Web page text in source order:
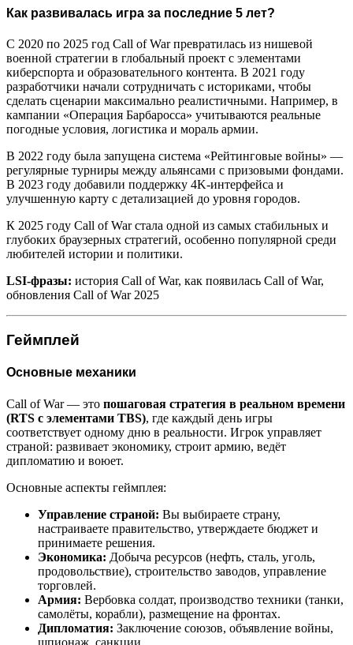
Как развивалась игра за последние 5 лет?
С 2020 по 2025 год Call of War превратилась из нишевой
военной стратегии в глобальный проект с элементами
киберспорта и образовательного контента. В 2021 году
разработчики начали сотрудничать с историками, чтобы
сделать сценарии максимально реалистичными. Например, в
кампании «Операция Барбаросса» учитываются реальные
погодные условия, логистика и мораль армии.
В 2022 году была запущена система «Рейтинговые войны» —
регулярные турниры между альянсами с призовыми фондами.
В 2023 году добавили поддержку 4K-интерфейса и
улучшенную карту с детализацией до уровня городов.
К 2025 году Call of War стала одной из самых стабильных и
глубоких браузерных стратегий, особенно популярной среди
любителей истории и политики.
LSI-фразы: история Call of War, как появилась Call of War,
обновления Call of War 2025
Геймплей
Основные механики
Call of War — это пошаговая стратегия в реальном времени
(RTS с элементами TBS), где каждый день игры
соответствует одному дню в реальности. Игрок управляет
страной: развивает экономику, строит армию, ведёт
дипломатию и воюет.
Основные аспекты геймплея:
Управление страной: Вы выбираете страну,
настраиваете правительство, утверждаете бюджет и
принимаете решения.
Экономика: Добыча ресурсов (нефть, сталь, уголь,
продовольствие), строительство заводов, управление
торговлей.
Армия: Вербовка солдат, производство техники (танки,
самолёты, корабли), размещение на фронтах.
Дипломатия: Заключение союзов, объявление войны,
шпионаж, санкции.